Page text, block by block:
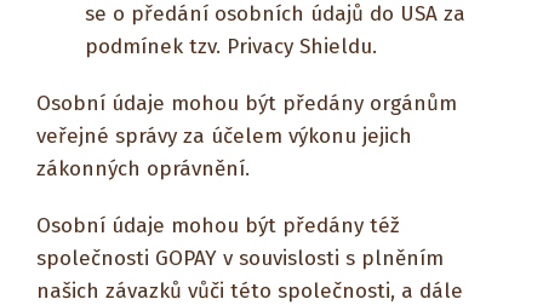
se o předání osobních údajů do USA za
podmínek tzv. Privacy Shieldu.
Osobní údaje mohou být předány orgánům
veřejné správy za účelem výkonu jejich
zákonných oprávnění.
Osobní údaje mohou být předány též
společnosti GOPAY v souvislosti s plněním
našich závazků vůči této společnosti, a dále